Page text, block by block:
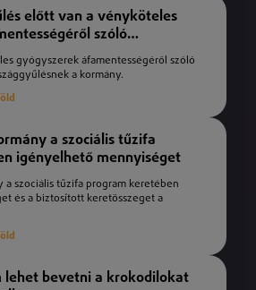
előtt van a vényköteles
szóló
gyógyszerek áfamentességéről szóló
a kormány.
a szociális tűzifa
igényelhető mennyiséget
a szociális tűzifa program keretében
és a biztosított keretösszeget a
lehet bevetni a krokodilokat